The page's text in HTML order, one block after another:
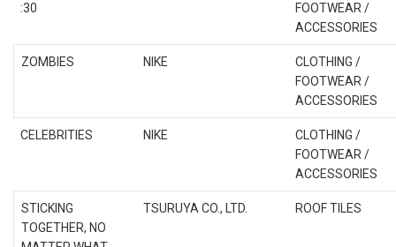
:30
FOOTWEAR /
ACCESSORIES
ZOMBIES NIKE
CLOTHING /
FOOTWEAR /
ACCESSORIES
CELEBRITIES NIKE
CLOTHING /
FOOTWEAR /
ACCESSORIES
STICKING
TOGETHER, NO
TSURUYA CO., LTD. ROOF TILES